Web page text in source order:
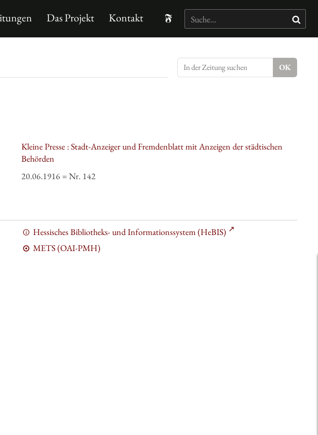
Das Projekt Kontakt
Kleine Presse : Stadt-Anzeiger und Fremdenblatt mit Anzeigen der städtischen
Behörden
20.06.1916 = Nr. 142
Hessisches Bibliotheks- und Informationssystem (HeBIS)
METS (OAI-PMH)